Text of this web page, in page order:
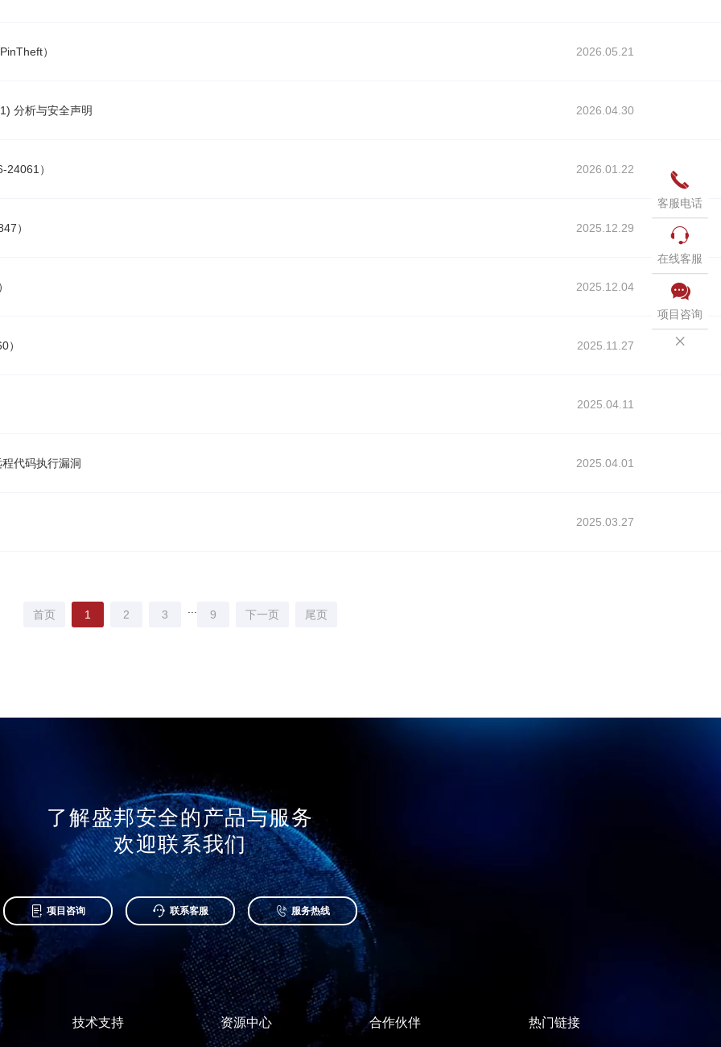
） 2026.05.21
分析与安全声明 2026.04.30
） 2026.01.22
） 2025.12.29
2025.12.04
） 2025.11.27
2025.04.11
代码执行漏洞 2025.04.01
2025.03.27
首页 1 2 3 ... 9 下一页 尾页

客服电话

在线客服

项目咨询

了解盛邦安全的产品与服务
欢迎联系我们
 项目咨询  联系客服  服务热线
技术支持 资源中心 合作伙伴 热门链接